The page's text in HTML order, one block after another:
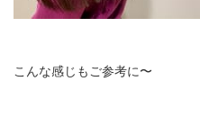
こんな感じもご参考に〜